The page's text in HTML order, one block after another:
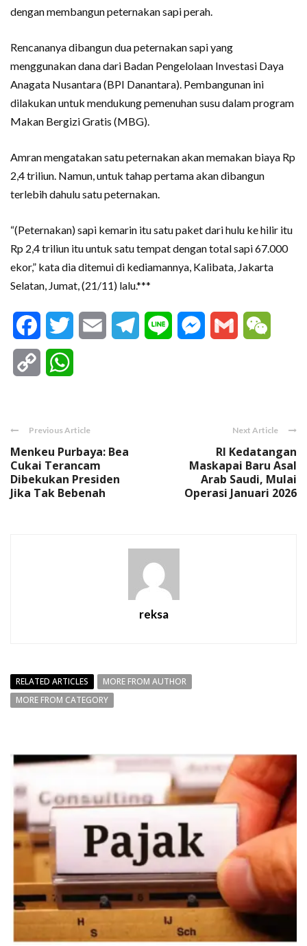
dengan membangun peternakan sapi perah.
Rencananya dibangun dua peternakan sapi yang
menggunakan dana dari Badan Pengelolaan Investasi Daya
Anagata Nusantara (BPI Danantara). Pembangunan ini
dilakukan untuk mendukung pemenuhan susu dalam program
Makan Bergizi Gratis (MBG).
Amran mengatakan satu peternakan akan memakan biaya Rp
2,4 triliun. Namun, untuk tahap pertama akan dibangun
terlebih dahulu satu peternakan.
“(Peternakan) sapi kemarin itu satu paket dari hulu ke hilir itu
Rp 2,4 triliun itu untuk satu tempat dengan total sapi 67.000
ekor,” kata dia ditemui di kediamannya, Kalibata, Jakarta
Selatan, Jumat, (21/11) lalu.***
FacebookTwitter Email Telegram
Line Messenger
Gmail
Copy
Previous Article
Menkeu Purbaya: Bea
Cukai Terancam
Dibekukan Presiden
Jika Tak Bebenah
Next Article
RI Kedatangan
Maskapai Baru Asal
Arab Saudi, Mulai
Operasi Januari 2026
reksa
RELATED ARTICLES
MORE FROM AUTHOR
MORE FROM CATEGORY